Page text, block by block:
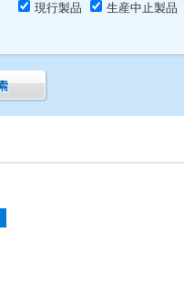
現行製品
生産中止製品